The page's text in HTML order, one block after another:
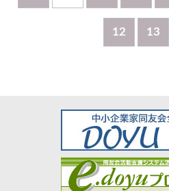
12 13